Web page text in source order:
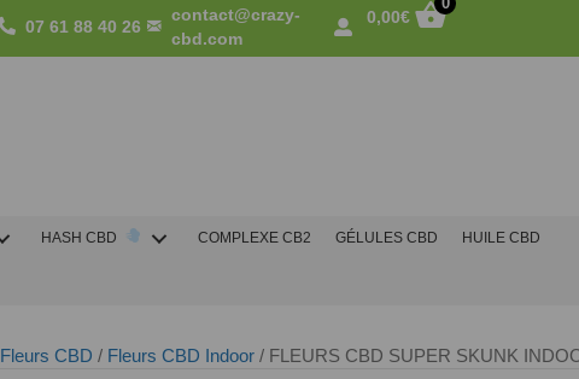
07 61 88 40 26
contact@crazy-
cbd.com
0,00€
HASH CBD COMPLEXE CB2 GÉLULES CBD HUILE CBD
Fleurs CBD / Fleurs CBD Indoor / FLEURS CBD SUPER SKUNK